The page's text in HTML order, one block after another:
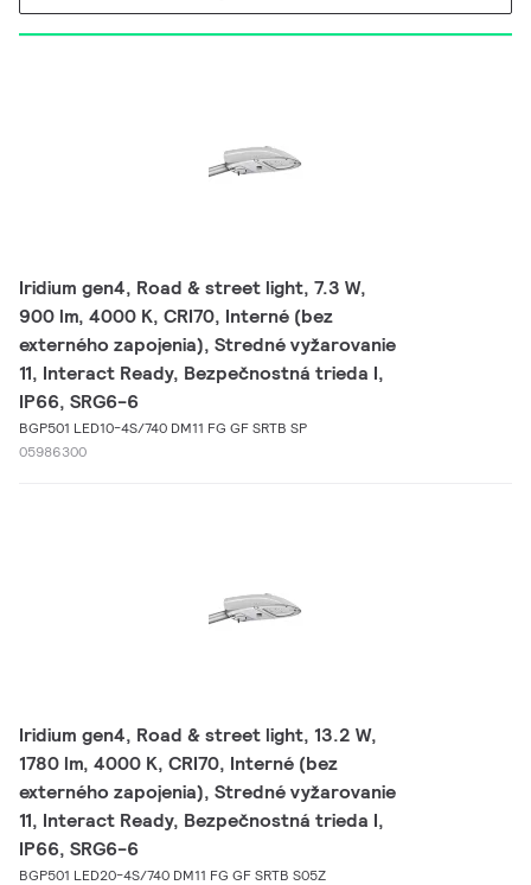
Iridium gen4, Road & street light, 7.3 W,
900 lm, 4000 K, CRI70, Interné (bez
externého zapojenia), Stredné vyžarovanie
11, Interact Ready, Bezpečnostná trieda I,
IP66, SRG6-6
BGP501 LED10-4S/740 DM11 FG GF SRTB SP
05986300
Iridium gen4, Road & street light, 13.2 W,
1780 lm, 4000 K, CRI70, Interné (bez
externého zapojenia), Stredné vyžarovanie
11, Interact Ready, Bezpečnostná trieda I,
IP66, SRG6-6
BGP501 LED20-4S/740 DM11 FG GF SRTB S05Z